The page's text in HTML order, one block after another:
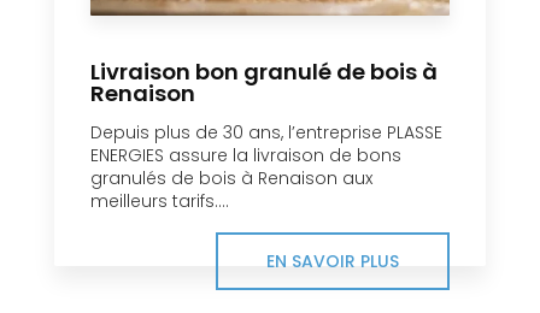
Livraison bon granulé de bois à
Renaison
Depuis plus de 30 ans, l’entreprise PLASSE
ENERGIES assure la livraison de bons
granulés de bois à Renaison aux
meilleurs tarifs....
EN SAVOIR PLUS